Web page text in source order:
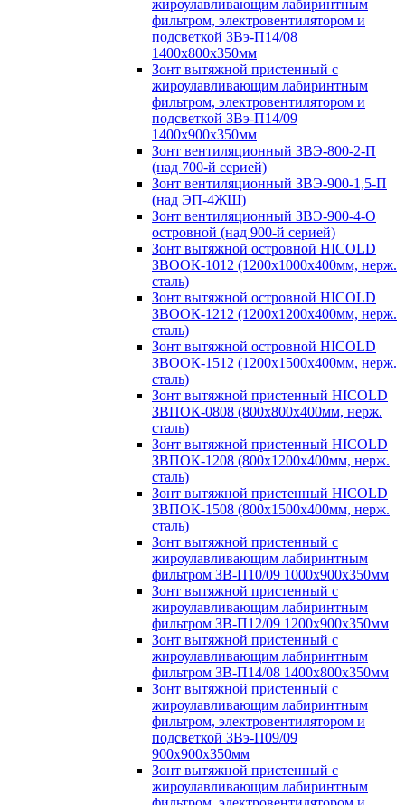
жироулавливающим лабиринтным
фильтром, электровентилятором и
подсветкой ЗВэ-П14/08
1400х800х350мм
Зонт вытяжной пристенный с
жироулавливающим лабиринтным
фильтром, электровентилятором и
подсветкой ЗВэ-П14/09
1400х900х350мм
Зонт вентиляционный ЗВЭ-800-2-П
(над 700-й серией)
Зонт вентиляционный ЗВЭ-900-1,5-П
(над ЭП-4ЖШ)
Зонт вентиляционный ЗВЭ-900-4-О
островной (над 900-й серией)
Зонт вытяжной островной HICOLD
ЗВООК-1012 (1200х1000х400мм, нерж.
сталь)
Зонт вытяжной островной HICOLD
ЗВООК-1212 (1200x1200x400мм, нерж.
сталь)
Зонт вытяжной островной HICOLD
ЗВООК-1512 (1200х1500х400мм, нерж.
сталь)
Зонт вытяжной пристенный HICOLD
ЗВПОК-0808 (800х800х400мм, нерж.
сталь)
Зонт вытяжной пристенный HICOLD
ЗВПОК-1208 (800х1200х400мм, нерж.
сталь)
Зонт вытяжной пристенный HICOLD
ЗВПОК-1508 (800х1500х400мм, нерж.
сталь)
Зонт вытяжной пристенный с
жироулавливающим лабиринтным
фильтром ЗВ-П10/09 1000х900х350мм
Зонт вытяжной пристенный с
жироулавливающим лабиринтным
фильтром ЗВ-П12/09 1200х900х350мм
Зонт вытяжной пристенный с
жироулавливающим лабиринтным
фильтром ЗВ-П14/08 1400х800х350мм
Зонт вытяжной пристенный с
жироулавливающим лабиринтным
фильтром, электровентилятором и
подсветкой ЗВэ-П09/09
900х900х350мм
Зонт вытяжной пристенный с
жироулавливающим лабиринтным